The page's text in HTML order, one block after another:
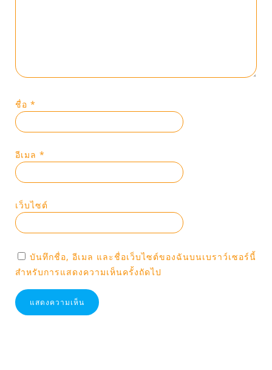
ชื่อ *
อีเมล *
เว็บไซต์
บันทึกชื่อ, อีเมล และชื่อเว็บไซต์ของฉันบนเบราว์เซอร์นี้
สำหรับการแสดงความเห็นครั้งถัดไป